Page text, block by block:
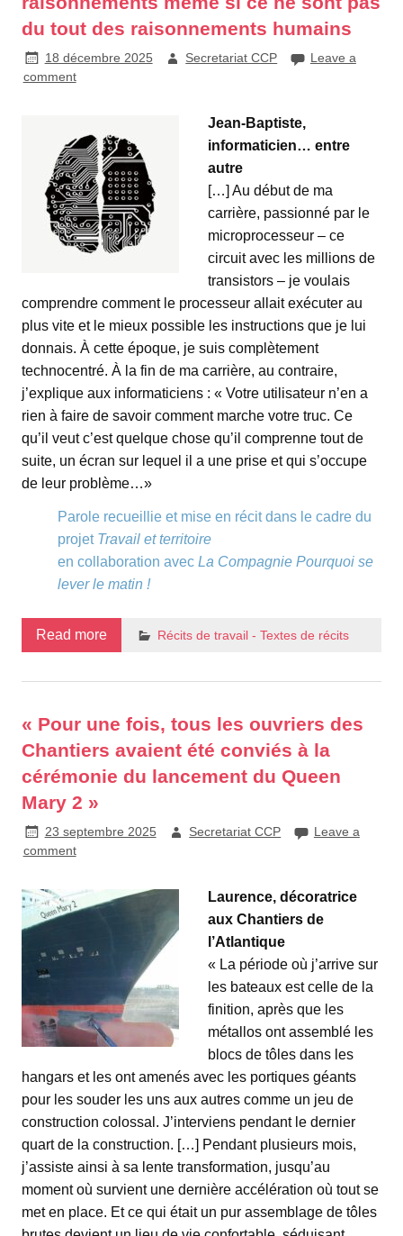
du tout des raisonnements humains
18 décembre 2025 Secretariat CCP
Leave a
comment
Jean-Baptiste,
informaticien… entre
autre
[…] Au début de ma
carrière, passionné par le
microprocesseur – ce
circuit avec les millions de
transistors – je voulais
comprendre comment le processeur allait exécuter au
plus vite et le mieux possible les instructions que je lui
donnais. À cette époque, je suis complètement
technocentré. À la fin de ma carrière, au contraire,
j’explique aux informaticiens : « Votre utilisateur n’en a
rien à faire de savoir comment marche votre truc. Ce
qu’il veut c’est quelque chose qu’il comprenne tout de
suite, un écran sur lequel il a une prise et qui s’occupe
de leur problème…»
Parole recueillie et mise en récit dans le cadre du
projet Travail et territoire
en collaboration avec La Compagnie Pourquoi se
lever le matin !
Read more Récits de travail - Textes de récits
« Pour une fois, tous les ouvriers des
Chantiers avaient été conviés à la
cérémonie du lancement du Queen
Mary 2 »
23 septembre 2025 Secretariat CCP
Leave a
comment
Laurence, décoratrice
aux Chantiers de
l’Atlantique
« La période où j’arrive sur
les bateaux est celle de la
finition, après que les
métallos ont assemblé les
blocs de tôles dans les
hangars et les ont amenés avec les portiques géants
pour les souder les uns aux autres comme un jeu de
construction colossal. J’interviens pendant le dernier
quart de la construction. […] Pendant plusieurs mois,
j’assiste ainsi à sa lente transformation, jusqu’au
moment où survient une dernière accélération où tout se
met en place. Et ce qui était un pur assemblage de tôles